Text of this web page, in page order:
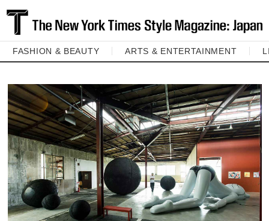
FASHION & BEAUTY ARTS & ENTERTAINMENT